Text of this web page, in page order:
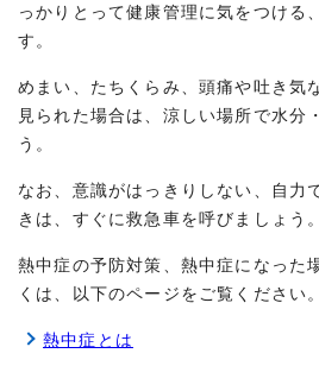
っかりとって健康管理に気をつける
す。
めまい、たちくらみ、頭痛や吐き気
見られた場合は、涼しい場所で水分
う。
なお、意識がはっきりしない、自力
きは、すぐに救急車を呼びましょう。
熱中症の予防対策、熱中症になった
くは、以下のページをご覧ください。
熱中症とは